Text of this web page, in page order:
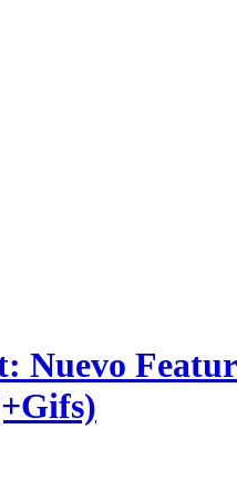
Nuevo